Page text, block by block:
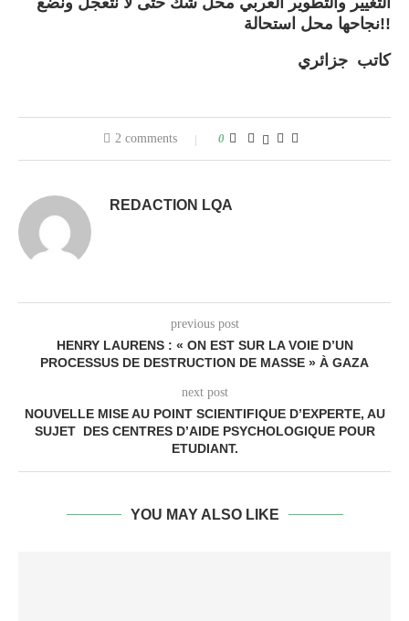
نجاحها محل استحالة!!
كاتب جزائري
2 comments 0
REDACTION LQA
previous post
HENRY LAURENS : « ON EST SUR LA VOIE D’UN
PROCESSUS DE DESTRUCTION DE MASSE » À GAZA
next post
NOUVELLE MISE AU POINT SCIENTIFIQUE D’EXPERTE, AU
SUJET DES CENTRES D’AIDE PSYCHOLOGIQUE POUR
ETUDIANT.
YOU MAY ALSO LIKE